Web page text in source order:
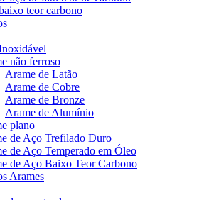
teor carbono
não ferroso
Arame de Latão
Arame de Cobre
Arame de Bronze
Arame de Alumínio
plano
de Aço Trefilado Duro
de Aço Temperado em Óleo
de Aço Baixo Teor Carbono
Arames